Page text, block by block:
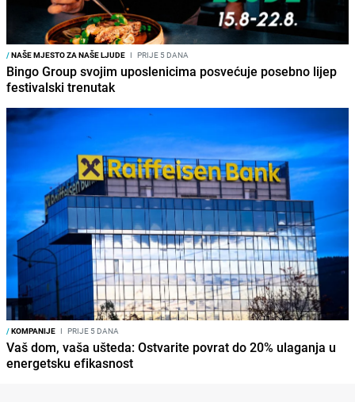
/NAŠE MJESTO ZA NAŠE LJUDE I PRIJE 5 DANA
Bingo Group svojim uposlenicima posvećuje posebno lijep
festivalski trenutak
/KOMPANIJE I PRIJE 5 DANA
Vaš dom, vaša ušteda: Ostvarite povrat do 20% ulaganja u
energetsku efikasnost